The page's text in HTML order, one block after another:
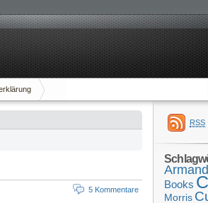
5 Kommentare
RSS
Books
Morris